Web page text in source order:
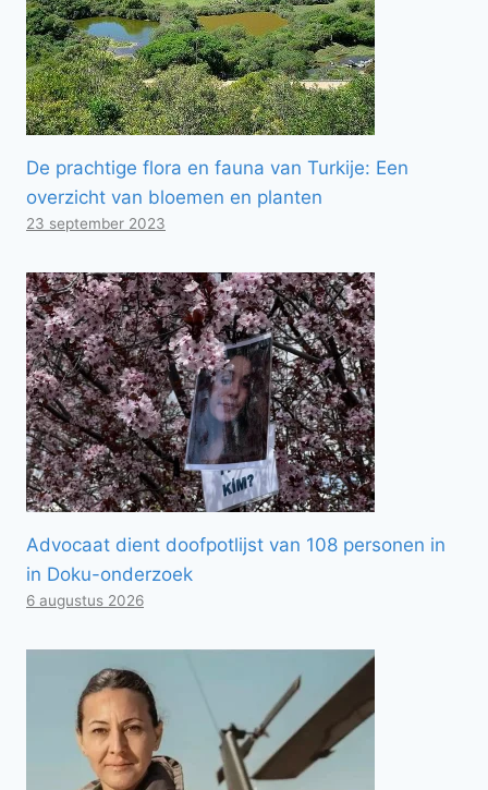
De prachtige flora en fauna van Turkije: Een
overzicht van bloemen en planten
23 september 2023
Advocaat dient doofpotlijst van 108 personen in
in Doku-onderzoek
6 augustus 2026